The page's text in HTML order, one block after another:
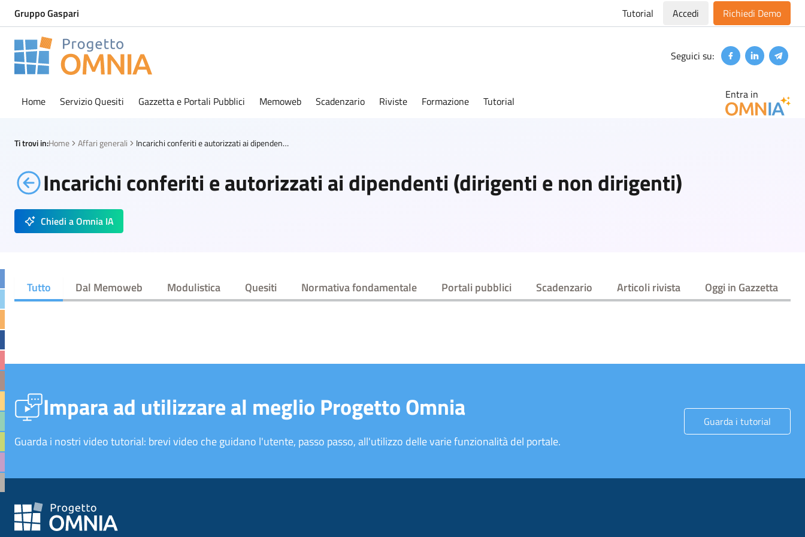
Gruppo Gaspari Tutorial Accedi Richiedi Demo
Progetto Omnia
Seguici su: FacebookLinkedin
Home Servizio Quesiti Gazzetta e Portali Pubblici Memoweb Scadenzario Riviste Formazione Tutorial Entra in
Ti trovi in:Home Affari generali Incarichi conferiti e autorizzati ai dipendenti (dirigenti e non dirigenti)
Incarichi conferiti e autorizzati ai dipendenti (dirigenti e non dirigenti)
Chiedi a Omnia IA
Tutto Dal Memoweb Modulistica Quesiti Normativa fondamentale Portali pubblici Scadenzario Articoli rivista Oggi in Gazzetta
Impara ad utilizzare al meglio Progetto Omnia
Guarda i nostri video tutorial: brevi video che guidano l'utente, passo passo, all'utilizzo delle varie funzionalità del portale.
Guarda i tutorial